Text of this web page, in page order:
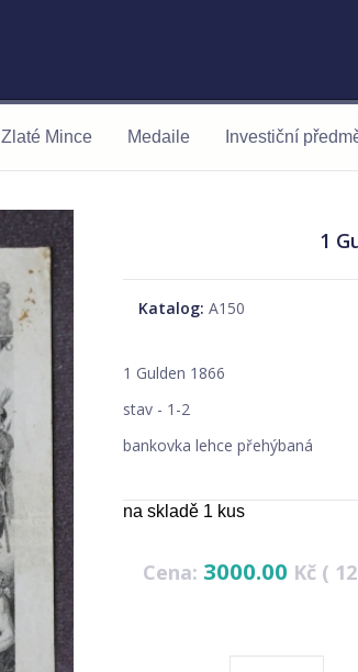
Zlaté Mince Medaile Investiční
1
Katalog: A150
1 Gulden 1866
stav - 1-2
bankovka lehce přehýbaná
na skladě 1 kus
Cena: 3000.00 Kč (